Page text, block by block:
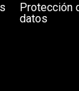
Protección
datos